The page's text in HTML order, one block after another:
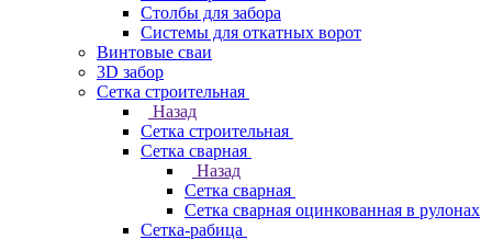
Столбы для забора
Системы для откатных ворот
Винтовые сваи
3D забор
Сетка строительная
Назад
Сетка строительная
Сетка сварная
Назад
Сетка сварная
Сетка сварная оцинкованная в рулонах
Сетка-рабица